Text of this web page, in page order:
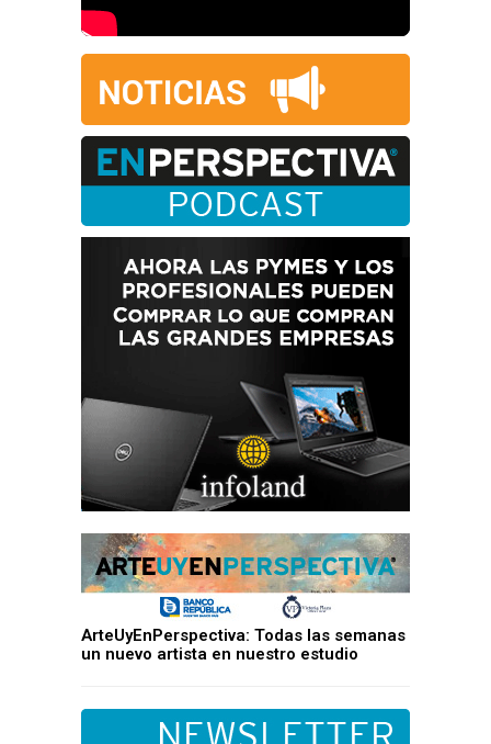
ArteUyEnPerspectiva: Todas las semanas
un nuevo artista en nuestro estudio